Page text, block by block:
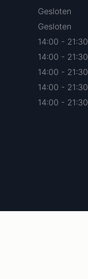
Gesloten
Gesloten
14:00 - 21:30
14:00 - 21:30
14:00 - 21:30
14:00 - 21:30
14:00 - 21:30